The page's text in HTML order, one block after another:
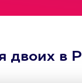
двоих в